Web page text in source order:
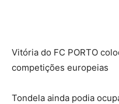
Vitória do FC PORTO
competições europeias
Tondela ainda podia